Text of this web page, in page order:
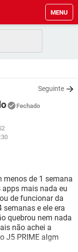
MENU
Seguinte
Fechado
menos de 1 semana
mais nada eu
de funcionar da
e ele era
quebrou nem nada
não achei a
J5 PRIME algm